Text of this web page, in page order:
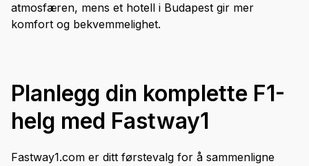
atmosfæren, mens et hotell i Budapest gir mer
komfort og bekvemmelighet.
Planlegg din komplette F1-
helg med Fastway1
Fastway1.com er ditt førstevalg for å sammenligne